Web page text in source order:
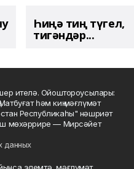
Һиңә тиң түгел,
тигәндәр...
ителә. Ойоштороусылары:
һәм киң мәғлүмәт
Республикаһы" нәшриәт
мөхәррире — Мирсәйет
данных